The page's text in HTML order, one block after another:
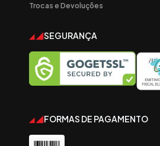
Trocas e Devoluções
SEGURANÇA
FORMAS DE PAGAMENTO